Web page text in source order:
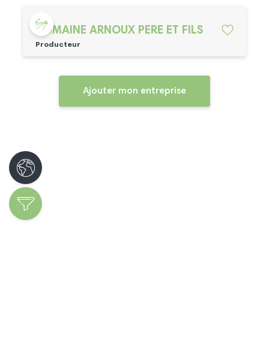
DOMAINE ARNOUX PERE ET FILS
Producteur
Ajouter mon entreprise